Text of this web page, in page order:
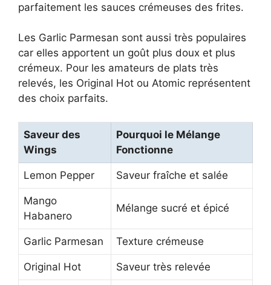
parfaitement les sauces crémeuses des frites.
Les Garlic Parmesan sont aussi très populaires
car elles apportent un goût plus doux et plus
crémeux. Pour les amateurs de plats très
relevés, les Original Hot ou Atomic représentent
des choix parfaits.
Saveur des
Wings
Pourquoi le Mélange
Fonctionne
Lemon Pepper Saveur fraîche et salée
Mango
Habanero
Mélange sucré et épicé
Garlic Parmesan Texture crémeuse
Original Hot Saveur très relevée